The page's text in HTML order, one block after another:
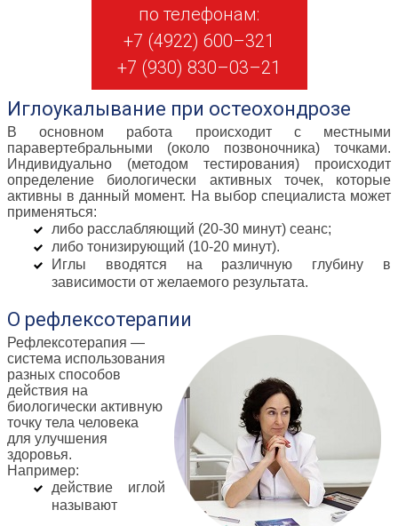
по телефонам:
+7 (4922) 600–321
+7 (930) 830–03–21
Иглоукалывание при остеохондрозе
В основном работа происходит с местными
паравертебральными (около позвоночника) точками.
Индивидуально (методом тестирования) происходит
определение биологически активных точек, которые
активны в данный момент. На выбор специалиста может
применяться:
либо расслабляющий (20-30 минут) сеанс;
либо тонизирующий (10-20 минут).
Иглы вводятся на различную глубину в
зависимости от желаемого результата.
О рефлексотерапии
Рефлексотерапия —
система использования
разных способов
действия на
биологически активную
точку тела человека
для улучшения
здоровья.
Например:
действие иглой
называют